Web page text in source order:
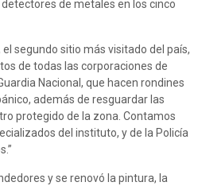
de metales en los cinco
segundo sitio más visitado del país,
de todas las corporaciones de
Nacional, que hacen rondines
además de resguardar las
protegido de la zona. Contamos
del instituto, y de la Policía
y se renovó la pintura, la